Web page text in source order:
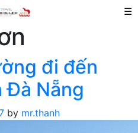
☰
đi đến
Đà Nẵng
by mr.thanh